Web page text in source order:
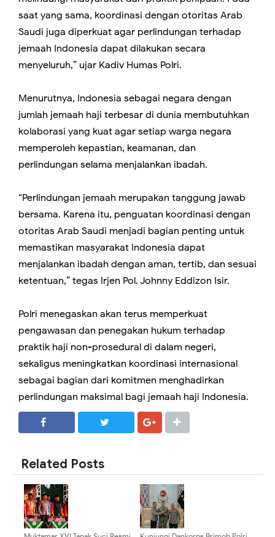
saat yang sama, koordinasi dengan otoritas Arab
Saudi juga diperkuat agar perlindungan terhadap
jemaah Indonesia dapat dilakukan secara
menyeluruh,” ujar Kadiv Humas Polri.
Menurutnya, Indonesia sebagai negara dengan
jumlah jemaah haji terbesar di dunia membutuhkan
kolaborasi yang kuat agar setiap warga negara
memperoleh kepastian, keamanan, dan
perlindungan selama menjalankan ibadah.
“Perlindungan jemaah merupakan tanggung jawab
bersama. Karena itu, penguatan koordinasi dengan
otoritas Arab Saudi menjadi bagian penting untuk
memastikan masyarakat Indonesia dapat
menjalankan ibadah dengan aman, tertib, dan sesuai
ketentuan,” tegas Irjen Pol. Johnny Eddizon Isir.
Polri menegaskan akan terus memperkuat
pengawasan dan penegakan hukum terhadap
praktik haji non-prosedural di dalam negeri,
sekaligus meningkatkan koordinasi internasional
sebagai bagian dari komitmen menghadirkan
perlindungan maksimal bagi jemaah haji Indonesia.
Related Posts